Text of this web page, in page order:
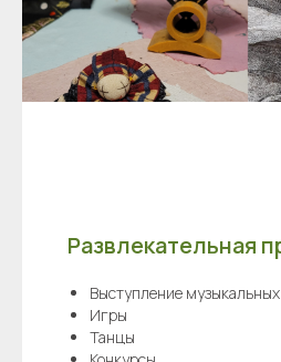
Развлекательная
Выступление
Игры
Танцы